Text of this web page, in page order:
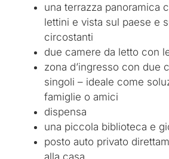
una terrazza panoramica
lettini e vista sul paese e
circostanti
due camere da letto con
zona d’ingresso con due
singoli – ideale come
famiglie o amici
dispensa
una piccola biblioteca e
posto auto privato
alla casa